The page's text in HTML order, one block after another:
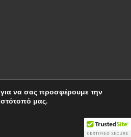
να σας προσφέρουμε την
μας.